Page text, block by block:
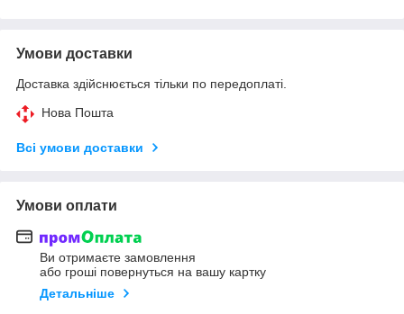
Умови доставки
Доставка здійснюється тільки по передоплаті.
Нова Пошта
Всі умови доставки
Умови оплати
Ви отримаєте замовлення
або гроші повернуться на вашу картку
Детальніше